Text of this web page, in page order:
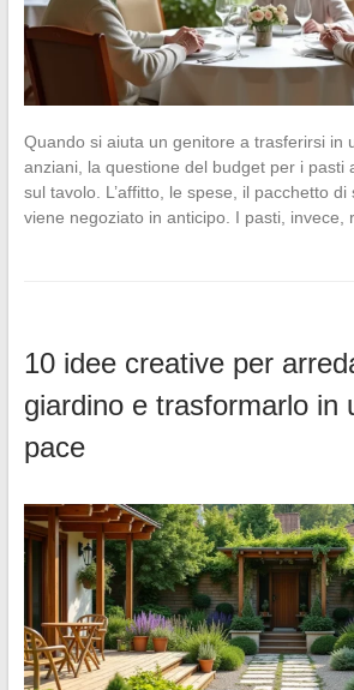
Quando si aiuta un genitore a trasferirsi in
anziani, la questione del budget per i pasti
sul tavolo. L’affitto, le spese, il pacchetto di
viene negoziato in anticipo. I pasti, invece,
10 idee creative per
giardino e trasformarlo in
pace